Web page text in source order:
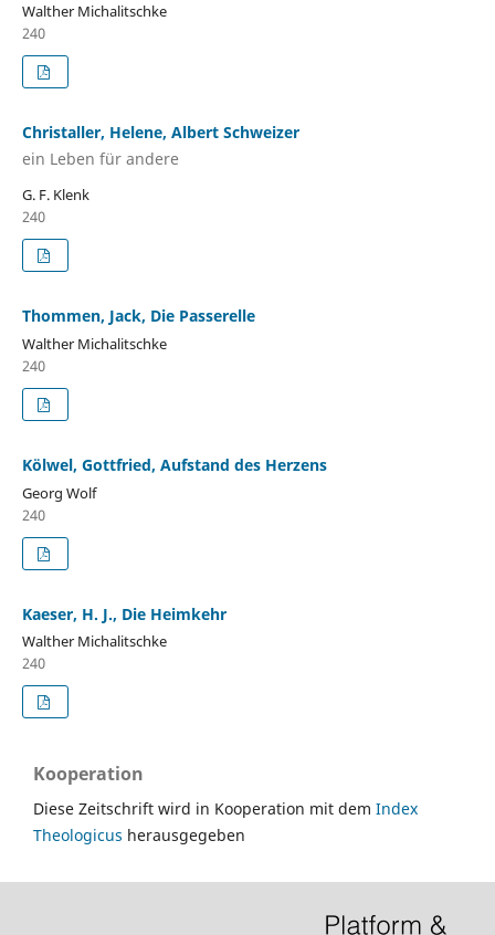
Walther Michalitschke
240
Christaller, Helene, Albert Schweizer
ein Leben für andere
G. F. Klenk
240
Thommen, Jack, Die Passerelle
Walther Michalitschke
240
Kölwel, Gottfried, Aufstand des Herzens
Georg Wolf
240
Kaeser, H. J., Die Heimkehr
Walther Michalitschke
240
Kooperation
Diese Zeitschrift wird in Kooperation mit dem Index
Theologicus herausgegeben